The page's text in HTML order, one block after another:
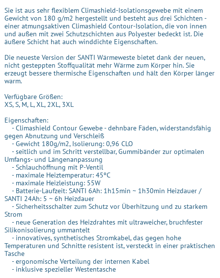
Sie ist aus sehr flexiblem Climashield-Isolationsgewebe mit einem
Gewicht von 180 g/m2 hergestellt und besteht aus drei Schichten -
einer atmungsaktiven Climashield Contour-Isolation, die von innen
und außen mit zwei Schutzschichten aus Polyester bedeckt ist. Die
äußere Schicht hat auch winddichte Eigenschaften.
Die neueste Version der SANTI Wärmeweste bietet dank der neuen,
nicht gesteppten Stoffqualität mehr Wärme zum Körper hin. Sie
erzeugt bessere thermische Eigenschaften und hält den Körper länger
warm.
Verfügbare Größen:
XS, S, M, L, XL, 2XL, 3XL
Eigenschaften:
- Climashield Contour Gewebe - dehnbare Fäden, widerstandsfähig
gegen Abnutzung und Verschleiß
- Gewicht 180g/m2, Isolierung: 0,96 CLO
- seitlich und im Schritt verstellbar, Gummibänder zur optimalen
Umfangs- und Längenanpassung
- Schlauchöffnung mit P-Ventil
- maximale Heiztemperatur: 45ºC
- maximale Heizleistung: 55W
- Batterie-Laufzeit: SANTI 6Ah: 1h15min ~ 1h30min Heizdauer /
SANTI 24Ah: 5 ~ 6h Heizdauer
- Sicherheitsschalter zum Schutz vor Überhitzung und zu starkem
Strom
- neue Generation des Heizdrahtes mit ultraweicher, bruchfester
Silikonisolierung ummantelt
- innovatives, synthetisches Stromkabel, das gegen hohe
Temperaturen und Schnitte resistent ist, versteckt in einer praktischen
Tasche
- ergonomische Verteilung der internen Kabel
- inklusive spezieller Westentasche